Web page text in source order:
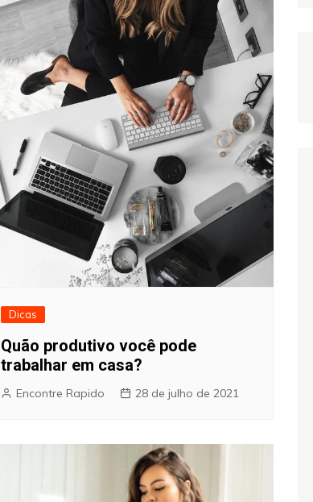
Dicas
Quão produtivo você pode
trabalhar em casa?
Encontre Rapido 28 de julho de 2021